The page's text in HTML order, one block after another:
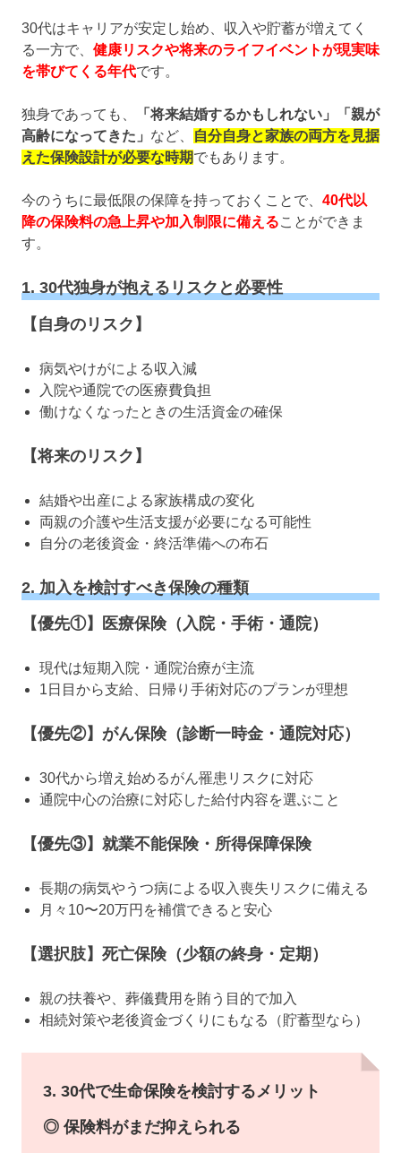
30代はキャリアが安定し始め、収入や貯蓄が増えてく
る一方で、 健康リスクや将来のライフイベントが現実味
を帯びてくる年代です。
独身であっても、
「将来結婚するかもしれない」「親が
高齢になってきた」 など、
自分自身と家族の両方を見据
えた保険設計が必要な時期でもあります。
今のうちに最低限の保障を持っておくことで、 40代以
降の保険料の急上昇や加入制限に備えることができま
す。
1. 30代独身が抱えるリスクと必要性
【自身のリスク】
病気やけがによる収入減
入院や通院での医療費負担
働けなくなったときの生活資金の確保
【将来のリスク】
結婚や出産による家族構成の変化
両親の介護や生活支援が必要になる可能性
自分の老後資金・終活準備への布石
2. 加入を検討すべき保険の種類
【優先①】医療保険（入院・手術・通院）
現代は短期入院・通院治療が主流
1日目から支給、日帰り手術対応のプランが理想
【優先②】がん保険（診断一時金・通院対応）
30代から増え始めるがん罹患リスクに対応
通院中心の治療に対応した給付内容を選ぶこと
【優先③】就業不能保険・所得保障保険
長期の病気やうつ病による収入喪失リスクに備える
月々10〜20万円を補償できると安心
【選択肢】死亡保険（少額の終身・定期）
親の扶養や、葬儀費用を賄う目的で加入
相続対策や老後資金づくりにもなる（貯蓄型なら）
3. 30代で生命保険を検討するメリット
◎ 保険料がまだ抑えられる